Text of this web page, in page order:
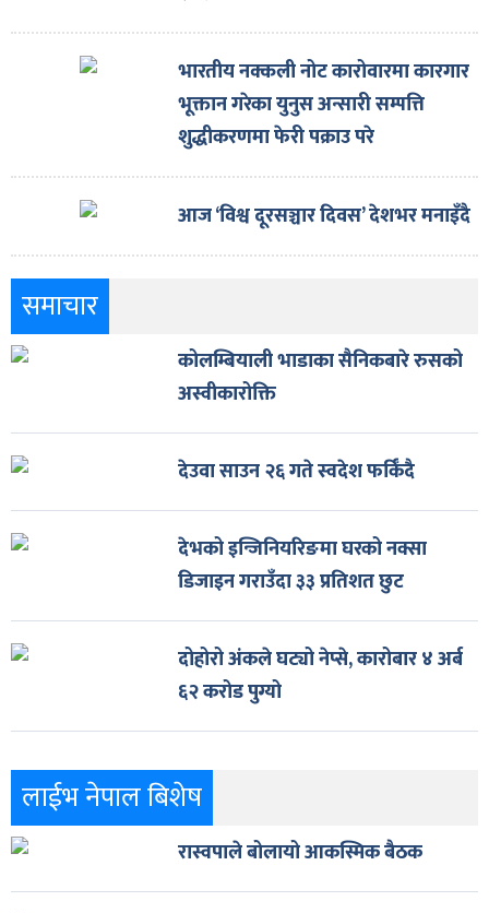
भारतीय नक्कली नोट कारोवारमा कारगार
भूक्तान गरेका युनुस अन्सारी सम्पत्ति
शुद्धीकरणमा फेरी पक्राउ परे
आज ‘विश्व दूरसञ्चार दिवस’ देशभर मनाइँदै
समाचार
कोलम्बियाली भाडाका सैनिकबारे रुसको
अस्वीकारोक्ति
देउवा साउन २६ गते स्वदेश फर्किँदै
देभको इन्जिनियरिङमा घरको नक्सा
डिजाइन गराउँदा ३३ प्रतिशत छुट
दोहोरो अंकले घट्यो नेप्से, कारोबार ४ अर्ब
६२ करोड पुग्यो
लाईभ नेपाल बिशेष
रास्वपाले बोलायो आकस्मिक बैठक